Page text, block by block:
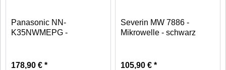
Panasonic NN-
K35NWMEPG -
178,90 € *
Severin MW 7886 -
Mikrowelle - schwarz
105,90 € *